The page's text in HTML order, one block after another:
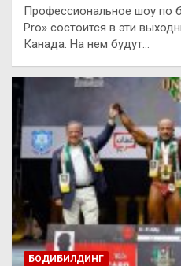
Профессиональное шоу по
Pro» состоится в эти
Канада. На нем будут…
БОДИБИЛДИНГ